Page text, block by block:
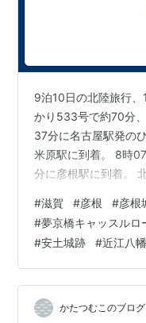
9泊10日の北陸旅行
かり533号で約70分
37分に名古屋駅発の
米原駅に到着。 8時
分に彦根駅に到着。
駅前の井伊直政像を
輝く国スポ・障スポ
スポ・障スポ 滋賀
15日に行われる、み
彦根市の滋賀縣護國
#滋賀 #彦根 #彦根
#夢京橋キャッスルロ
#安土城跡 #近江八幡
かたつむこのブログ